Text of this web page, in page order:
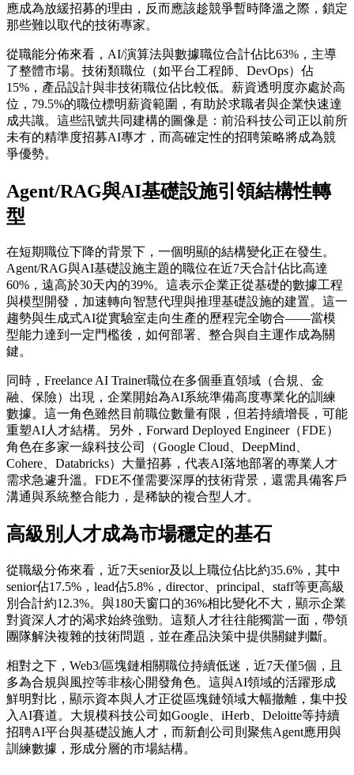
應成為放緩招募的理由，反而應該趁競爭暫時降溫之際，鎖定
那些難以取代的技術專家。
從職能分佈來看，AI/演算法與數據職位合計佔比63%，主導
了整體市場。技術類職位（如平台工程師、DevOps）佔
15%，產品設計與非技術職位佔比較低。薪資透明度亦處於高
位，79.5%的職位標明薪資範圍，有助於求職者與企業快速達
成共識。這些訊號共同建構的圖像是：前沿科技公司正以前所
未有的精準度招募AI專才，而高確定性的招聘策略將成為競
爭優勢。
Agent/RAG與AI基礎設施引領結構性轉
型
在短期職位下降的背景下，一個明顯的結構變化正在發生。
Agent/RAG與AI基礎設施主題的職位在近7天合計佔比高達
60%，遠高於30天內的39%。這表示企業正從基礎的數據工程
與模型開發，加速轉向智慧代理與推理基礎設施的建置。這一
趨勢與生成式AI從實驗室走向生產的歷程完全吻合——當模
型能力達到一定門檻後，如何部署、整合與自主運作成為關
鍵。
同時，Freelance AI Trainer職位在多個垂直領域（合規、金
融、保險）出現，企業開始為AI系統準備高度專業化的訓練
數據。這一角色雖然目前職位數量有限，但若持續增長，可能
重塑AI人才結構。另外，Forward Deployed Engineer（FDE）
角色在多家一線科技公司（Google Cloud、DeepMind、
Cohere、Databricks）大量招募，代表AI落地部署的專業人才
需求急遽升溫。FDE不僅需要深厚的技術背景，還需具備客戶
溝通與系統整合能力，是稀缺的複合型人才。
高級別人才成為市場穩定的基石
從職級分佈來看，近7天senior及以上職位佔比約35.6%，其中
senior佔17.5%，lead佔5.8%，director、principal、staff等更高級
別合計約12.3%。與180天窗口的36%相比變化不大，顯示企業
對資深人才的渴求始終強勁。這類人才往往能獨當一面，帶領
團隊解決複雜的技術問題，並在產品決策中提供關鍵判斷。
相對之下，Web3/區塊鏈相關職位持續低迷，近7天僅5個，且
多為合規與風控等非核心開發角色。這與AI領域的活躍形成
鮮明對比，顯示資本與人才正從區塊鏈領域大幅撤離，集中投
入AI賽道。大規模科技公司如Google、iHerb、Deloitte等持續
招聘AI平台與基礎設施人才，而新創公司則聚焦Agent應用與
訓練數據，形成分層的市場結構。